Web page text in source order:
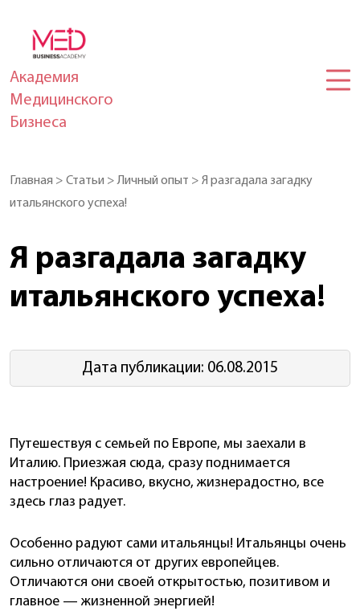
Академия
Медицинского
Бизнеса
Главная > Статьи >Личный опыт > Я разгадала загадку
итальянского успеха!
Я разгадала загадку
итальянского успеха!
Дата публикации: 06.08.2015
Путешествуя с семьей по Европе, мы заехали в
Италию. Приезжая сюда, сразу поднимается
настроение! Красиво, вкусно, жизнерадостно, все
здесь глаз радует.
Особенно радуют сами итальянцы! Итальянцы очень
сильно отличаются от других европейцев.
Отличаются они своей открытостью, позитивом и
главное — жизненной энергией!